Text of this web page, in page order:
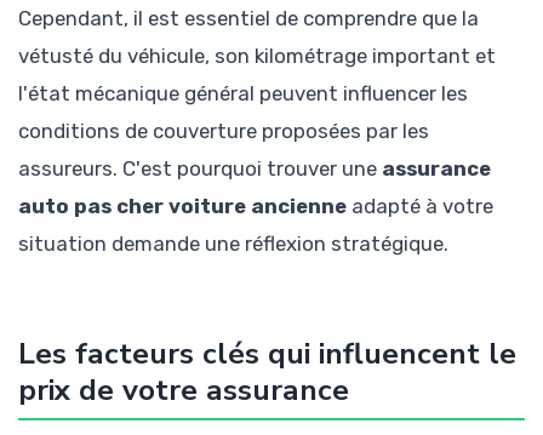
Cependant, il est essentiel de comprendre que la
vétusté du véhicule, son kilométrage important et
l'état mécanique général peuvent influencer les
conditions de couverture proposées par les
assureurs. C'est pourquoi trouver une assurance
auto pas cher voiture ancienne adapté à votre
situation demande une réflexion stratégique.
Les facteurs clés qui influencent le
prix de votre assurance